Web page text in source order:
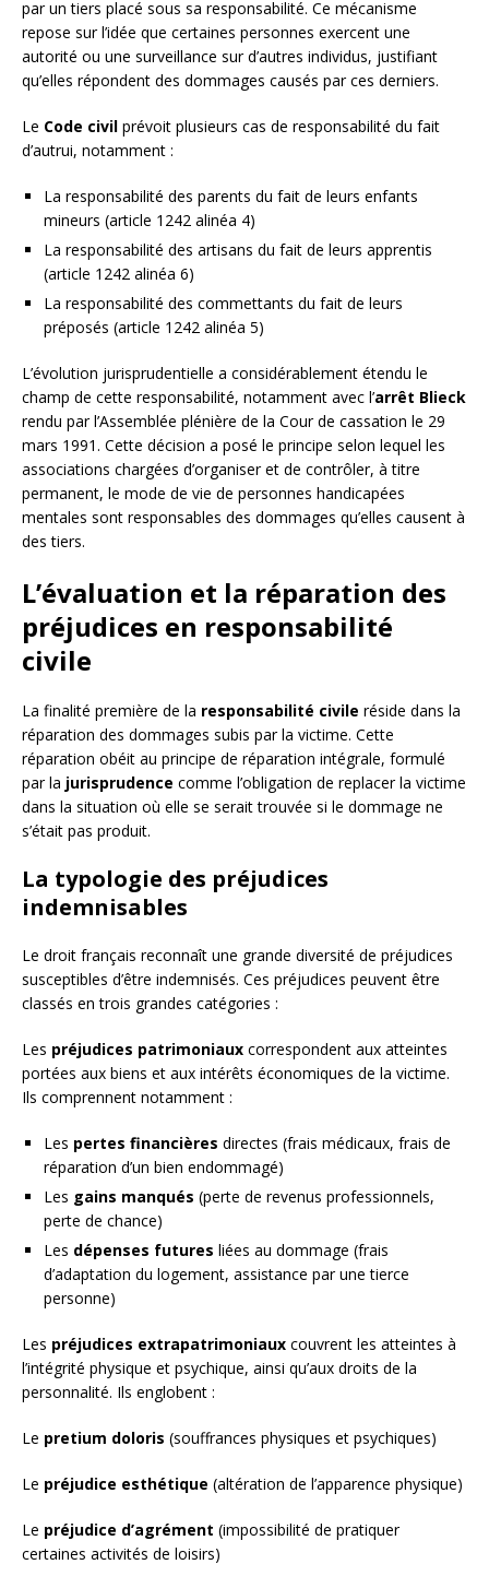
par un tiers placé sous sa responsabilité. Ce mécanisme
repose sur l’idée que certaines personnes exercent une
autorité ou une surveillance sur d’autres individus, justifiant
qu’elles répondent des dommages causés par ces derniers.
Le Code civil prévoit plusieurs cas de responsabilité du fait
d’autrui, notamment :
La responsabilité des parents du fait de leurs enfants
mineurs (article 1242 alinéa 4)
La responsabilité des artisans du fait de leurs apprentis
(article 1242 alinéa 6)
La responsabilité des commettants du fait de leurs
préposés (article 1242 alinéa 5)
L’évolution jurisprudentielle a considérablement étendu le
champ de cette responsabilité, notamment avec l’arrêt Blieck
rendu par l’Assemblée plénière de la Cour de cassation le 29
mars 1991. Cette décision a posé le principe selon lequel les
associations chargées d’organiser et de contrôler, à titre
permanent, le mode de vie de personnes handicapées
mentales sont responsables des dommages qu’elles causent à
des tiers.
L’évaluation et la réparation des
préjudices en responsabilité
civile
La finalité première de la responsabilité civile réside dans la
réparation des dommages subis par la victime. Cette
réparation obéit au principe de réparation intégrale, formulé
par la jurisprudence comme l’obligation de replacer la victime
dans la situation où elle se serait trouvée si le dommage ne
s’était pas produit.
La typologie des préjudices
indemnisables
Le droit français reconnaît une grande diversité de préjudices
susceptibles d’être indemnisés. Ces préjudices peuvent être
classés en trois grandes catégories :
Les préjudices patrimoniaux correspondent aux atteintes
portées aux biens et aux intérêts économiques de la victime.
Ils comprennent notamment :
Les pertes financières directes (frais médicaux, frais de
réparation d’un bien endommagé)
Les gains manqués (perte de revenus professionnels,
perte de chance)
Les dépenses futures liées au dommage (frais
d’adaptation du logement, assistance par une tierce
personne)
Les préjudices extrapatrimoniaux couvrent les atteintes à
l’intégrité physique et psychique, ainsi qu’aux droits de la
personnalité. Ils englobent :
Le pretium doloris (souffrances physiques et psychiques)
Le préjudice esthétique (altération de l’apparence physique)
Le préjudice d’agrément (impossibilité de pratiquer
certaines activités de loisirs)